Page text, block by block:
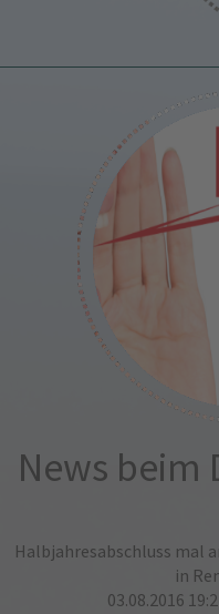
News beim
Halbjahresabschluss‬ mal
in
03.08.2016